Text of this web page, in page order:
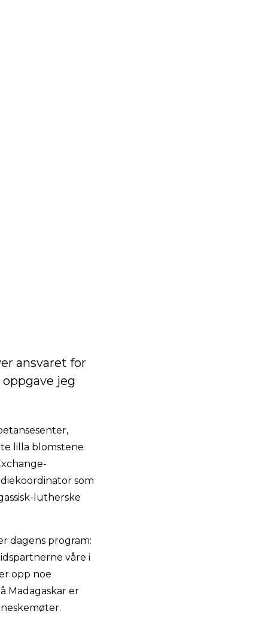
ansvaret for
jeg
lilla blomstene
som
lutherske
dagens program:
våre i
opp noe
Madagaskar er